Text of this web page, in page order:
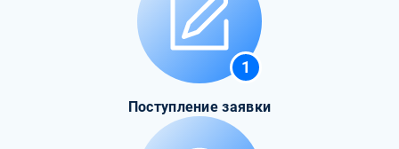
1
Поступление заявки